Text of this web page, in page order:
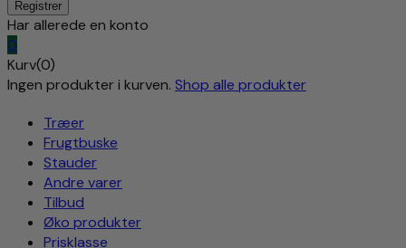
Har allerede en konto
0
Kurv(0)
Ingen produkter i kurven. Shop alle produkter
Træer
Frugtbuske
Stauder
Andre varer
Tilbud
Øko produkter
Prisklasse